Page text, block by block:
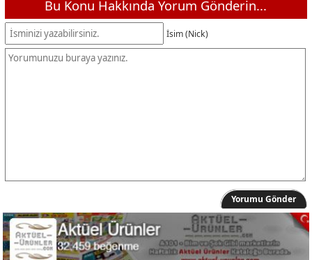
Peysan Yarım Yağlı Tava Peyniri 1000 g
129,50 TL
Aknaz Lor Peyniri 1000 g
İçim Tereyağı 750 g
11,75 TL
88,00 TL
Gedik Piliç Döner 500 g
129,00 TL
Banvit Piliç Kokteyl Sosis 1000 g
89,00 TL
Bu Konu Hakkında Yorum Gönderin...
İsim (Nick)
Yorumu Gönder